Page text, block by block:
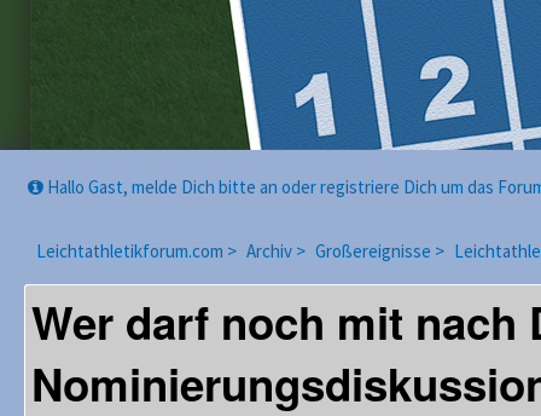
Hallo Gast, melde Dich bitte an oder registriere Dich um das
Leichtathletikforum.com > Archiv > Großereignisse >
Wer darf noch mit nach